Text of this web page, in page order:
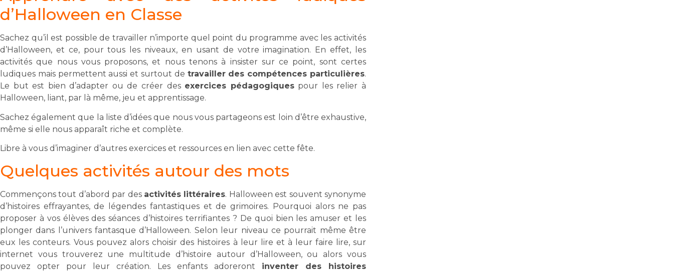
d’Halloween en Classe
Sachez qu’il est possible de travailler n’importe quel point du programme avec les activités
d’Halloween, et ce, pour tous les niveaux, en usant de votre imagination. En effet, les
activités que nous vous proposons, et nous tenons à insister sur ce point, sont certes
ludiques mais permettent aussi et surtout de travailler des compétences particulières.
Le but est bien d’adapter ou de créer des exercices pédagogiquespour les relier à
Halloween, liant, par là même, jeu et apprentissage.
Sachez également que la liste d’idées que nous vous partageons est loin d’être exhaustive,
même si elle nous apparaît riche et complète.
Libre à vous d’imaginer d’autres exercices et ressources en lien avec cette fête.
Quelques activités autour des mots
Commençons tout d’abord par des activités littéraires. Halloween est souvent synonyme
d’histoires effrayantes, de légendes fantastiques et de grimoires. Pourquoi alors ne pas
proposer à vos élèves des séances d’histoires terrifiantes ? De quoi bien les amuser et les
plonger dans l’univers fantasque d’Halloween. Selon leur niveau ce pourrait même être
eux les conteurs. Vous pouvez alors choisir des histoires à leur lire et à leur faire lire, sur
internet vous trouverez une multitude d’histoire autour d’Halloween, ou alors vous
pouvez opter pour leur création. Les enfants adoreront inventer des histoires